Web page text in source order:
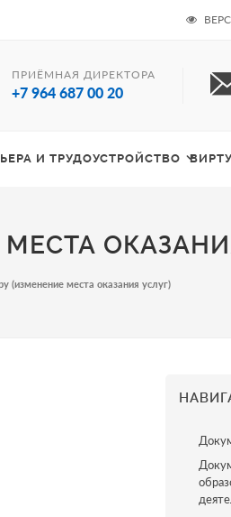
ПРИЁМНАЯ ДИРЕКТОРА
+7 964 687 00 20
И ТРУДОУСТРОЙСТВО
(изменение места оказания услуг)